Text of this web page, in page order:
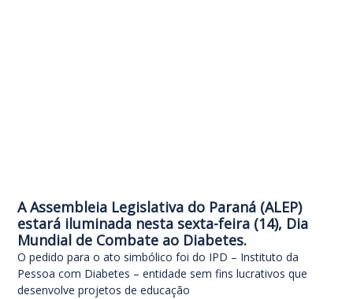
A Assembleia Legislativa do Paraná (ALEP)
estará iluminada nesta sexta-feira (14), Dia
Mundial de Combate ao Diabetes.
O pedido para o ato simbólico foi do IPD – Instituto da
Pessoa com Diabetes – entidade sem fins lucrativos que
desenvolve projetos de educação